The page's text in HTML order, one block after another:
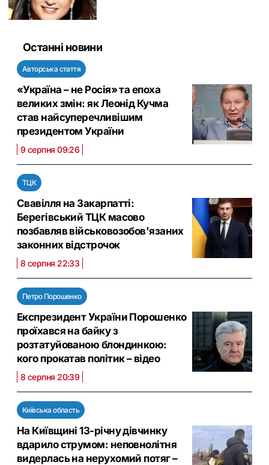
Останні новини
Авторська стаття
«Україна – не Росія» та епоха
великих змін: як Леонід Кучма
став найсуперечливішим
президентом України
9 серпня 09:26
ТЦК
Свавілля на Закарпатті:
Берегівський ТЦК масово
позбавляв військовозобов'язаних
законних відстрочок
8 серпня 22:33
Петро Порошенко
Експрезидент України Порошенко
проїхався на байку з
розтатуйованою блондинкою:
кого прокатав політик – відео
8 серпня 20:39
Київська область
На Київщині 13-річну дівчинку
вдарило струмом: неповнолітня
видерлась на нерухомий потяг –